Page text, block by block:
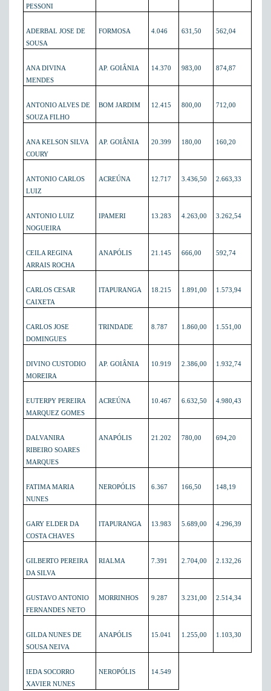
PESSONI
ADERBAL JOSE DE
SOUSA
FORMOSA 4.046 631,50 562,04
ANA DIVINA
MENDES
AP. GOIÂNIA 14.370 983,00 874,87
ANTONIO ALVES DE
SOUZA FILHO
BOM JARDIM 12.415 800,00 712,00
ANA KELSON SILVA
COURY
AP. GOIÂNIA 20.399 180,00 160,20
ANTONIO CARLOS
LUIZ
ACREÚNA 12.717 3.436,50 2.663,33
ANTONIO LUIZ
NOGUEIRA
IPAMERI 13.283 4.263,00 3.262,54
CEILA REGINA
ARRAIS ROCHA
ANAPÓLIS 21.145 666,00 592,74
CARLOS CESAR
CAIXETA
ITAPURANGA 18.215 1.891,00 1.573,94
CARLOS JOSE
DOMINGUES
TRINDADE 8.787 1.860,00 1.551,00
DIVINO CUSTODIO
MOREIRA
AP. GOIÂNIA 10.919 2.386,00 1.932,74
EUTERPY PEREIRA
MARQUEZ GOMES
ACREÚNA 10.467 6.632,50 4.980,43
DALVANIRA
RIBEIRO SOARES
MARQUES
ANAPÓLIS 21.202 780,00 694,20
FATIMA MARIA
NUNES
NEROPÓLIS 6.367 166,50 148,19
GARY ELDER DA
COSTA CHAVES
ITAPURANGA 13.983 5.689,00 4.296,39
GILBERTO PEREIRA
DA SILVA
RIALMA 7.391 2.704,00 2.132,26
GUSTAVO ANTONIO
FERNANDES NETO
MORRINHOS 9.287 3.231,00 2.514,34
GILDA NUNES DE
SOUSA NEIVA
ANAPÓLIS 15.041 1.255,00 1.103,30
IEDA SOCORRO
XAVIER NUNES
NEROPÓLIS 14.549